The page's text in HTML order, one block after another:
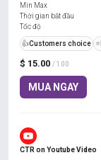
$ 15.00 / 100
MUA NGAY
Min Max
Thời gian bắt đầu
Tốc độ
👍Customers choice ⭐
CTR on Youtube Video